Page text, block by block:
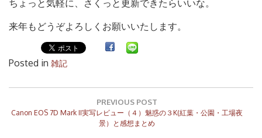
ちょっと気軽に、さくっと更新できたらいいな。
来年もどうぞよろしくお願いいたします。
Posted in 雑記
投
ナ
PREVIOUS POST
Previous
Canon EOS 7D Mark II実写レビュー（４）魅惑の３K(紅葉・公園・工場夜
景）と感想まとめ